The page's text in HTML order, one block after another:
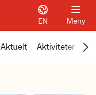
EN Meny
Aktuelt Aktiviteter